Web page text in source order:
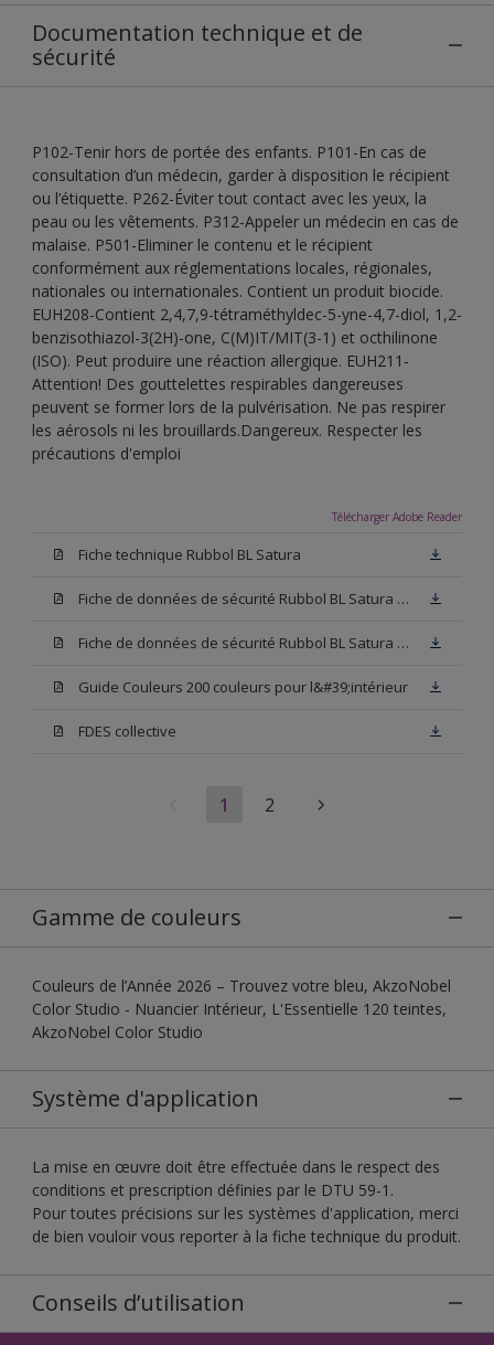
Documentation technique et de
sécurité
P102-Tenir hors de portée des enfants. P101-En cas de
consultation d’un médecin, garder à disposition le récipient
ou l’étiquette. P262-Éviter tout contact avec les yeux, la
peau ou les vêtements. P312-Appeler un médecin en cas de
malaise. P501-Eliminer le contenu et le récipient
conformément aux réglementations locales, régionales,
nationales ou internationales. Contient un produit biocide.
EUH208-Contient 2,4,7,9-tétraméthyldec-5-yne-4,7-diol, 1,2-
benzisothiazol-3(2H)-one, C(M)IT/MIT(3-1) et octhilinone
(ISO). Peut produire une réaction allergique. EUH211-
Attention! Des gouttelettes respirables dangereuses
peuvent se former lors de la pulvérisation. Ne pas respirer
les aérosols ni les brouillards.Dangereux. Respecter les
précautions d'emploi
Télécharger Adobe Reader
Fiche technique Rubbol BL Satura
Fiche de données de sécurité Rubbol BL Satura Base N00
Fiche de données de sécurité Rubbol BL Satura Blanc
Guide Couleurs 200 couleurs pour l&#39;intérieur
FDES collective
1 2
Gamme de couleurs
Couleurs de l’Année 2026 – Trouvez votre bleu, AkzoNobel
Color Studio - Nuancier Intérieur, L'Essentielle 120 teintes,
AkzoNobel Color Studio
Système d'application
La mise en œuvre doit être effectuée dans le respect des
conditions et prescription définies par le DTU 59-1.
Pour toutes précisions sur les systèmes d'application, merci
de bien vouloir vous reporter à la fiche technique du produit.
Conseils d’utilisation